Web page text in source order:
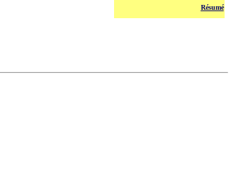
Résumé